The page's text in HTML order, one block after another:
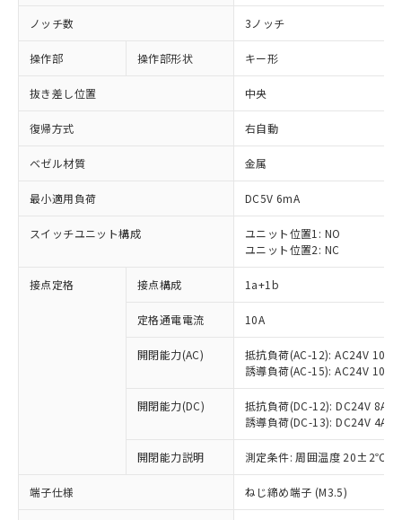
ノッチ数 3ノッチ
操作部 操作部形状 キー形
抜き差し位置 中央
復帰方式 右自動
ベゼル材質 金属
最小適用負荷 DC5V 6mA
スイッチユニット構成
ユニット位置1: NO
ユニット位置2: NC
接点定格 接点構成 1a+1b
定格通電電流 10A
開閉能力(AC)
抵抗負荷(AC-12): AC24V 10A/
誘導負荷(AC-15): AC24V
開閉能力(DC)
抵抗負荷(DC-12): DC24V 8A/
誘導負荷(DC-13): DC24V 4A/
開閉能力説明 測定条件: 周囲温度 20±2℃、
端子仕様 ねじ締め端子 (M3.5)
対応済み：EU RoHS指令（10物質）の
非含有に対応した製品が提供可能な商品で